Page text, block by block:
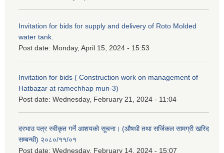
Invitation for bids for supply and delivery of Roto Molded
water tank.
Post date: Monday, April 15, 2024 - 15:53
Invitation for bids ( Construction work on management of
Hatbazar at ramechhap mun-3)
Post date: Wednesday, February 21, 2024 - 11:04
दरभाउ पत्र स्वीकृत गर्ने आशयको सूचना। (औषधी तथा सर्जिकल सामग्री खरिद
सम्बन्धी) २०८०/११/०१
Post date: Wednesday, February 14, 2024 - 15:07